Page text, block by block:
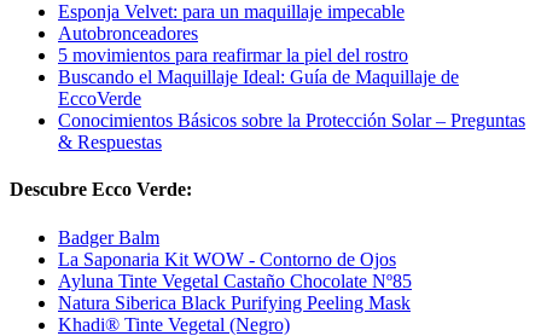
Esponja Velvet: para un maquillaje impecable
Autobronceadores
5 movimientos para reafirmar la piel del rostro
Buscando el Maquillaje Ideal: Guía de Maquillaje de
EccoVerde
Conocimientos Básicos sobre la Protección Solar – Preguntas
& Respuestas
Descubre Ecco Verde:
Badger Balm
La Saponaria Kit WOW - Contorno de Ojos
Ayluna Tinte Vegetal Castaño Chocolate Nº85
Natura Siberica Black Purifying Peeling Mask
Khadi® Tinte Vegetal (Negro)